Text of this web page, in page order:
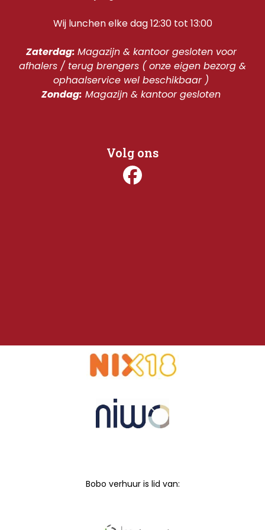
Wij lunchen elke dag 12:30 tot 13:00
Zaterdag: Magazijn & kantoor gesloten voor
afhalers / terug brengers ( onze eigen bezorg &
ophaalservice wel beschikbaar )
Zondag: Magazijn & kantoor gesloten
Volg ons
Bobo verhuur is lid van: